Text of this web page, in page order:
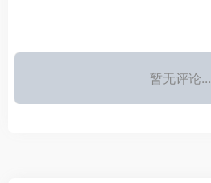
暂无评论...